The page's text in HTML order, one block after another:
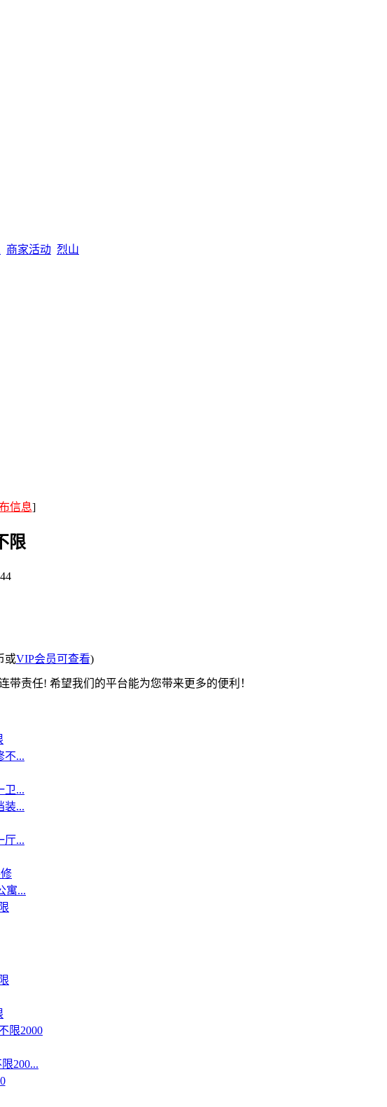
商家活动 烈山
信息]
限
或VIP会员可查看)
责任! 希望我们的平台能为您带来更多的便利！
不...
卫...
装...
厅...
寓...
200...